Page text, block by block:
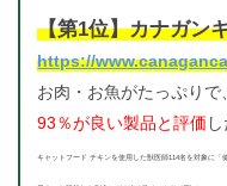
【第1位】カナガン
https://
お肉・お魚がたっぷり
93％が良い製品と評価
キャットフード チキンを使用した獣医師114名を対象に